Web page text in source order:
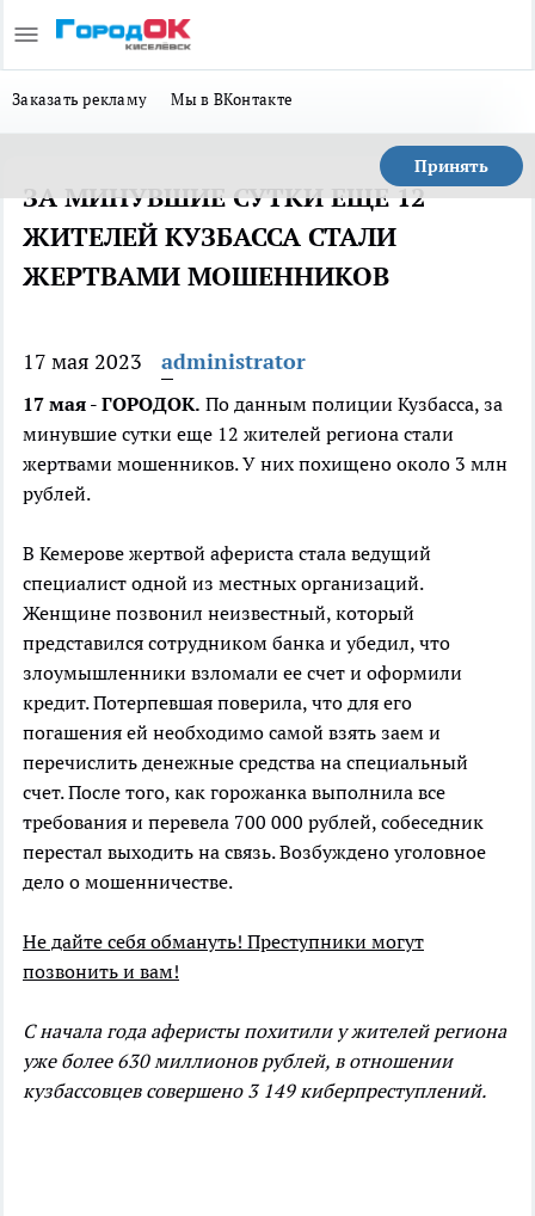
Заказать рекламу Мы в ВКонтакте
Принять
ЗА МИНУВШИЕ СУТКИ ЕЩЕ 12
ЖИТЕЛЕЙ КУЗБАССА СТАЛИ
ЖЕРТВАМИ МОШЕННИКОВ
17 мая 2023 administrator
17 мая - ГОРОДОК. По данным полиции Кузбасса, за
минувшие сутки еще 12 жителей региона стали
жертвами мошенников. У них похищено около 3 млн
рублей.
В Кемерове жертвой афериста стала ведущий
специалист одной из местных организаций.
Женщине позвонил неизвестный, который
представился сотрудником банка и убедил, что
злоумышленники взломали ее счет и оформили
кредит. Потерпевшая поверила, что для его
погашения ей необходимо самой взять заем и
перечислить денежные средства на специальный
счет. После того, как горожанка выполнила все
требования и перевела 700 000 рублей, собеседник
перестал выходить на связь. Возбуждено уголовное
дело о мошенничестве.
Не дайте себя обмануть! Преступники могут
позвонить и вам!
С начала года аферисты похитили у жителей региона
уже более 630 миллионов рублей, в отношении
кузбассовцев совершено 3 149 киберпреступлений.